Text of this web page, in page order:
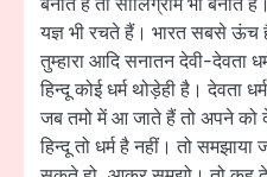
यज्ञ भी रचते हैं। भारत सबसे ऊंच
तुम्हारा आदि सनातन देवी-देवता
हिन्दू कोई धर्म थोड़ेही है। देवता
जब तमो में आ जाते हैं तो अपने को
हिन्दू तो धर्म है नहीं। तो